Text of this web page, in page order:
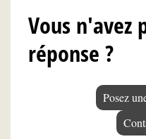
Vous n'avez
réponse ?
Posez